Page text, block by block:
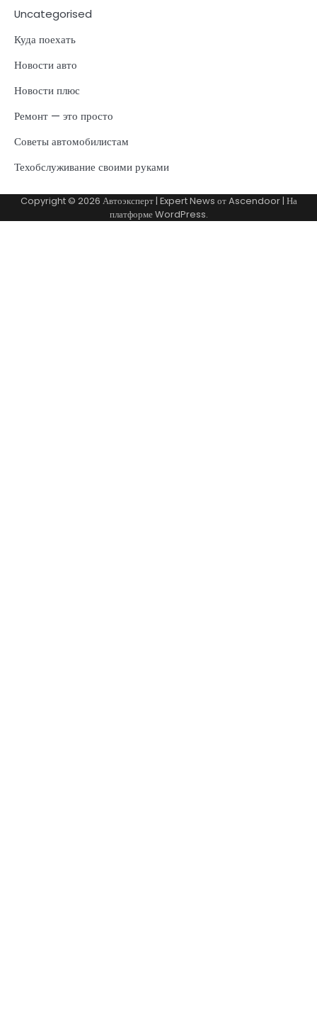
Uncategorised
Куда поехать
Новости авто
Новости плюс
Ремонт — это просто
Советы автомобилистам
Техобслуживание своими руками
Copyright © 2026 Автоэксперт| Expert News отAscendoor| На
платформеWordPress.